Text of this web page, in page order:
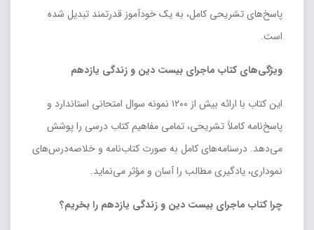
پاسخ‌های تشریحی کامل، به یک خودآموز قدرتمند تبدیل شده
است.
ویژگی‌های کتاب ماجرای بیست دین و زندگی یازدهم
این کتاب با ارائه بیش از ۱۲۰۰ نمونه سوال امتحانی استاندارد و
پاسخ‌نامه کاملاً تشریحی، تمامی مفاهیم کتاب درسی را پوشش
می‌دهد. درسنامه‌های کامل به صورت کتاب‌نامه و خلاصه‌درس‌های
نموداری، یادگیری مطالب را آسان و مؤثر می‌نماید.
چرا کتاب ماجرای بیست دین و زندگی یازدهم را بخریم؟